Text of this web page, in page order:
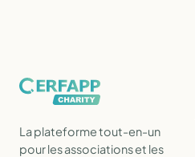
La plateforme tout-en-un
pour les associations et les